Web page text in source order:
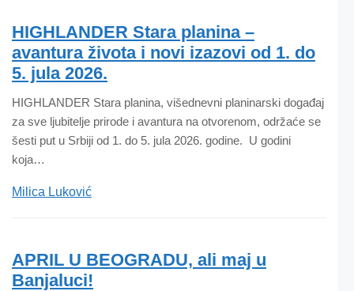
HIGHLANDER Stara planina –
avantura života i novi izazovi od 1. do
5. jula 2026.
HIGHLANDER Stara planina, višednevni planinarski događaj
za sve ljubitelje prirode i avantura na otvorenom, održaće se
šesti put u Srbiji od 1. do 5. jula 2026. godine. U godini
koja…
Milica Luković
APRIL U BEOGRADU, ali maj u
Banjaluci!